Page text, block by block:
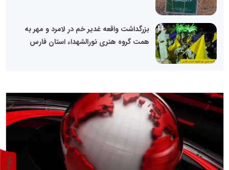
بزرگداشت واقعه غدیر خم در لامرد و مهر به
همت گروه هنری نورالشهداء استان فارس
پ
1